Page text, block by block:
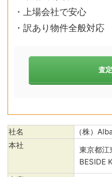
・上場会社で安心
・訳あり物件全般対応
査
社名
（株）
本社
東京都江
BESIDE